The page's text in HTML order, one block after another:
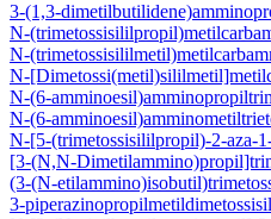
3-(1,3-
N-
N-
N-
N-(6-
N-(6-
N-[5-(trimetossisililpropil)-2-aza-
[3-(N,N-
(3-(N-
3-